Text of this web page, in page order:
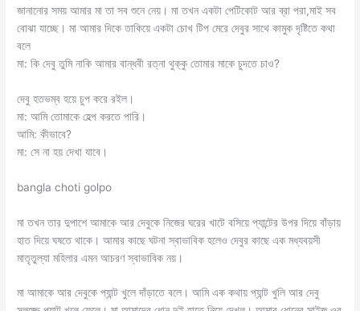
জানানোর সময় আমার মা তা সব শুনে নেয়। মা তখন একটা পেটিকোট আর ব্রা পরা,মাই সব
বোঝা যাচ্ছে। মা আমার দিকে তাকিয়ে একটা চোখ টিপ মেরে দেবুর সাথে কামুক দৃষ্টিতে কথা
বলে
মা: কি দেবু তুমি নাকি আমার বান্ধবী রত্না থুক্কু তোমার মাকে চুদতে চাও?
দেবু হতভম্ব হয়ে চুপ করে রইল।
মা: আমি তোমাকে হেল্প করতে পারি।
আমি: কীভাবে?
মা: সে না হয় দেখা যাবে।
bangla choti golpo
মা তখন তার দুপাশে আমাকে আর দেবুকে নিজের ঘরের খাটে বসিয়ে প্যান্টের উপর দিয়ে বাঁড়ায়
হাত দিয়ে ঘষতে থাকে। আমার কাছে ঘটনা স্বাভাবিক হলেও দেবুর কাছে এক মধ্যবয়সী
মাতৃতুল্যা মহিলার এমন আচরণ স্বাভাবিক নয়।
মা আমাকে আর দেবুকে প্যান্ট খুলে দাঁড়াতে বলে। আমি এক কথায় প্যান্ট খুলি আর দেবু